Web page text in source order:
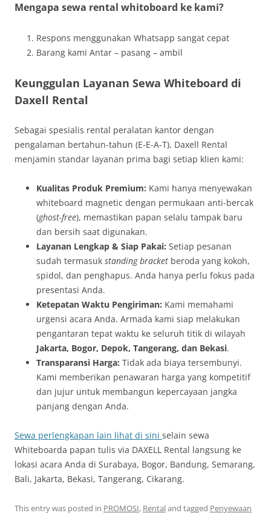
Mengapa sewa rental whitoboard ke kami?
Respons menggunakan Whatsapp sangat cepat
Barang kami Antar – pasang – ambil
Keunggulan Layanan Sewa Whiteboard di
Daxell Rental
Sebagai spesialis rental peralatan kantor dengan
pengalaman bertahun-tahun (E-E-A-T), Daxell Rental
menjamin standar layanan prima bagi setiap klien kami:
Kualitas Produk Premium: Kami hanya menyewakan
whiteboard magnetic dengan permukaan anti-bercak
(ghost-free), memastikan papan selalu tampak baru
dan bersih saat digunakan.
Layanan Lengkap & Siap Pakai: Setiap pesanan
sudah termasuk standing bracket beroda yang kokoh,
spidol, dan penghapus. Anda hanya perlu fokus pada
presentasi Anda.
Ketepatan Waktu Pengiriman: Kami memahami
urgensi acara Anda. Armada kami siap melakukan
pengantaran tepat waktu ke seluruh titik di wilayah
Jakarta, Bogor, Depok, Tangerang, dan Bekasi.
Transparansi Harga: Tidak ada biaya tersembunyi.
Kami memberikan penawaran harga yang kompetitif
dan jujur untuk membangun kepercayaan jangka
panjang dengan Anda.
Sewa perlengkapan lain lihat di sini selain sewa
Whiteboarda papan tulis via DAXELL Rental langsung ke
lokasi acara Anda di Surabaya, Bogor, Bandung, Semarang,
Bali, Jakarta, Bekasi, Tangerang, Cikarang.
This entry was posted in PROMOSI, Rentaland tagged Penyewaan